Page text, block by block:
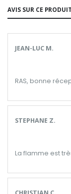
AVIS SUR CE
JEAN-LUC M.
RAS, bonne
STEPHANE Z.
La flamme est